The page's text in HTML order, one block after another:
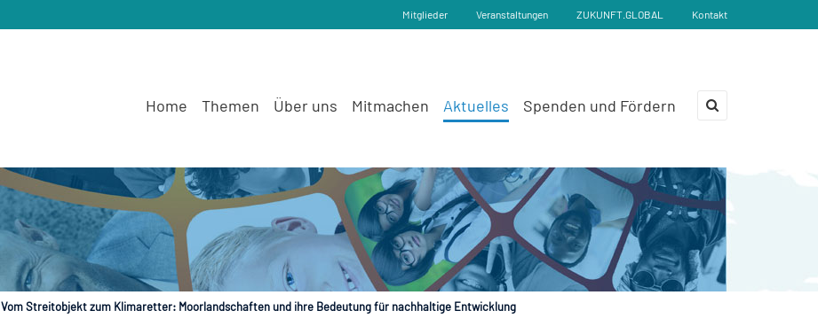
Mitglieder Veranstaltungen ZUKUNFT.GLOBAL Kontakt
Home Themen Über uns Mitmachen Aktuelles Spenden und Fördern
Vom Streitobjekt zum Klimaretter: Moorlandschaften und ihre Bedeutung für nachhaltige Entwicklung